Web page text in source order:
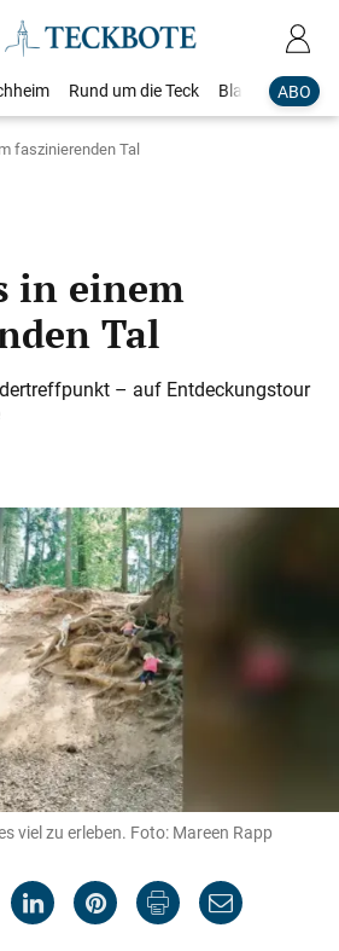
ABO
Rund um die Teck Blaulicht
faszinierenden Tal
in einem
Tal
– auf Entdeckungstour
viel zu erleben. Foto: Mareen Rapp